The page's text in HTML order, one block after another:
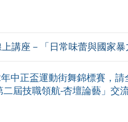
講座－「日常味蕾與國家
中正盃運動街舞錦標賽，請
二屆技職領航-杏壇論藝」交